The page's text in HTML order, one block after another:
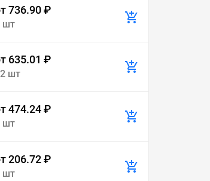
736.90 ₽
шт
635.01 ₽
шт
474.24 ₽
шт
206.72 ₽
шт